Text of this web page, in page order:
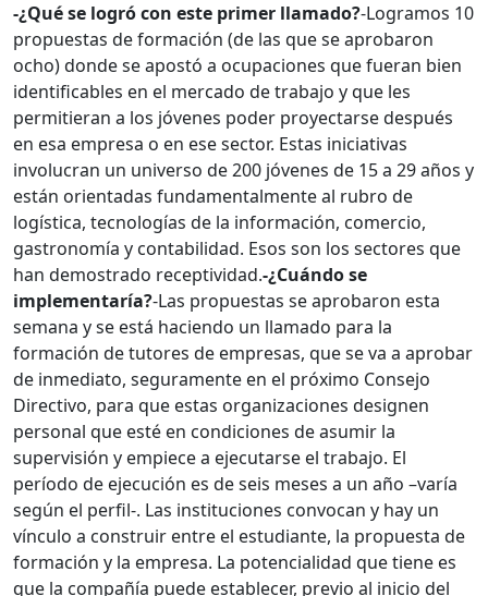
-¿Qué se logró con este primer llamado?-Logramos 10
propuestas de formación (de las que se aprobaron
ocho) donde se apostó a ocupaciones que fueran bien
identificables en el mercado de trabajo y que les
permitieran a los jóvenes poder proyectarse después
en esa empresa o en ese sector. Estas iniciativas
involucran un universo de 200 jóvenes de 15 a 29 años y
están orientadas fundamentalmente al rubro de
logística, tecnologías de la información, comercio,
gastronomía y contabilidad. Esos son los sectores que
han demostrado receptividad.-¿Cuándo se
implementaría?-Las propuestas se aprobaron esta
semana y se está haciendo un llamado para la
formación de tutores de empresas, que se va a aprobar
de inmediato, seguramente en el próximo Consejo
Directivo, para que estas organizaciones designen
personal que esté en condiciones de asumir la
supervisión y empiece a ejecutarse el trabajo. El
período de ejecución es de seis meses a un año –varía
según el perfil-. Las instituciones convocan y hay un
vínculo a construir entre el estudiante, la propuesta de
formación y la empresa. La potencialidad que tiene es
que la compañía puede establecer, previo al inicio del